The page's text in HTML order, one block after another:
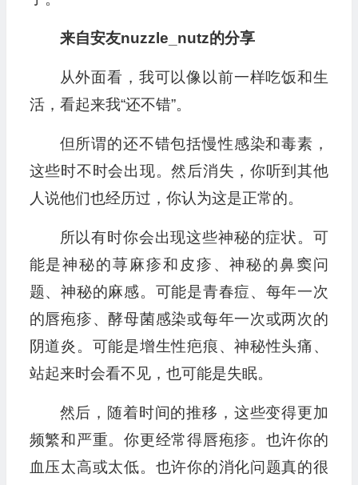
来自安友nuzzle_nutz的分享
从外面看，我可以像以前一样吃饭和生
活，看起来我“还不错”。
但所谓的还不错包括慢性感染和毒素，
这些时不时会出现。然后消失，你听到其他
人说他们也经历过，你认为这是正常的。
所以有时你会出现这些神秘的症状。可
能是神秘的荨麻疹和皮疹、神秘的鼻窦问
题、神秘的麻感。可能是青春痘、每年一次
的唇疱疹、酵母菌感染或每年一次或两次的
阴道炎。可能是增生性疤痕、神秘性头痛、
站起来时会看不见，也可能是失眠。
然后，随着时间的推移，这些变得更加
频繁和严重。你更经常得唇疱疹。也许你的
血压太高或太低。也许你的消化问题真的很